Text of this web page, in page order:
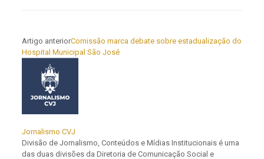
Artigo anteriorComissão marca debate sobre estadualização do
Hospital Municipal São José
Jornalismo CVJ
Divisão de Jornalismo, Conteúdos e Mídias Institucionais é uma
das duas divisões da Diretoria de Comunicação Social e